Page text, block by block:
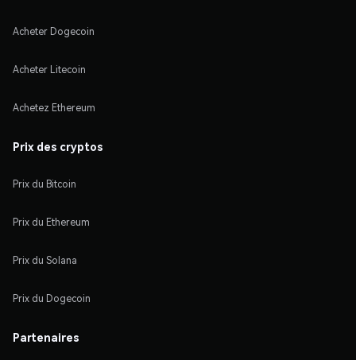
Acheter Dogecoin
Acheter Litecoin
Achetez Ethereum
Prix des cryptos
Prix du Bitcoin
Prix du Ethereum
Prix du Solana
Prix du Dogecoin
Partenaires